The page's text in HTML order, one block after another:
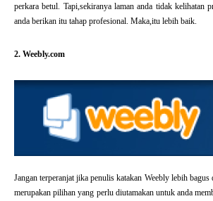
perkara betul. Tapi,sekiranya laman anda tidak kelihatan
anda berikan itu tahap profesional. Maka,itu lebih baik.
2. Weebly.com
Jangan terperanjat jika penulis katakan Weebly lebih bagus
merupakan pilihan yang perlu diutamakan untuk anda